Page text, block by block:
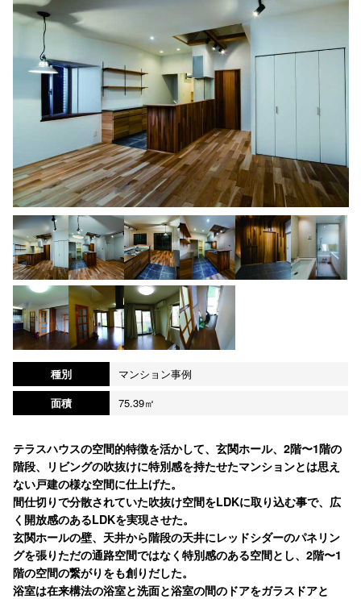
種別
マンション事例
面積
75.39㎡
テラスハウスの空間的特徴を活かして、玄関ホール、2階〜1階の
階段、リビングの吹抜けに特別感を持たせたマンションとは思え
ない戸建の様な空間に仕上げた。
間仕切りで分散されていた吹抜け空間をLDKに取り込む事で、広
く開放感のあるLDKを実現させた。
玄関ホールの壁、天井から階段の天井にレッドシダーのパネリン
グを張りただの通路空間ではなく特別感のある空間とし、2階〜1
階の空間の繋がりをも創りだした。
浴室は在来構法の浴室と洗面と浴室の間のドアをガラスドアと